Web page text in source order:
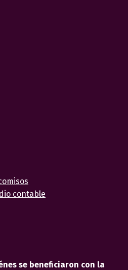
contable
se beneficiaron con la